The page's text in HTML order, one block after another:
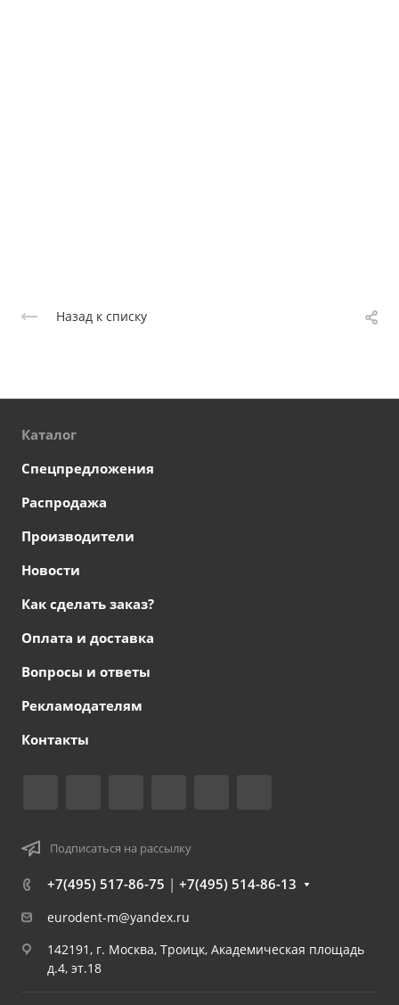
Назад к списку
Каталог
Спецпредложения
Распродажа
Производители
Новости
Как сделать заказ?
Оплата и доставка
Вопросы и ответы
Рекламодателям
Контакты
Подписаться на рассылку
+7(495) 517-86-75 | +7(495) 514-86-13
eurodent-m@yandex.ru
142191, г. Москва, Троицк, Академическая площадь
д.4, эт.18